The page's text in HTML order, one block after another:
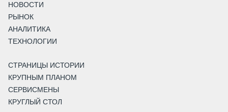
НОВОСТИ
РЫНОК
АНАЛИТИКА
ТЕХНОЛОГИИ
СТРАНИЦЫ ИСТОРИИ
КРУПНЫМ ПЛАНОМ
СЕРВИСМЕНЫ
КРУГЛЫЙ СТОЛ